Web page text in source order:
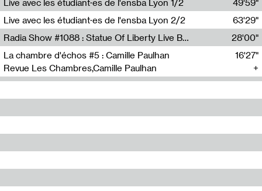
Live avec les étudiant·es de l'ensba Lyon 1/2
49'59"
Live avec les étudiant·es de l'ensba Lyon 2/2
63'29"
Radia Show #1088 : Statue Of Liberty Live By Ed Baxter (Resonance)
Resonance
28'00"
La chambre d'échos #5 : Camille Paulhan
Revue Les Chambres,Camille Paulhan
16'27"